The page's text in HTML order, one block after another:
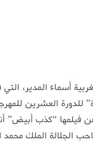
أسماء المدير،
للدورة العشرين
فيلمها “كذب أبيض”
الجلالة الملك